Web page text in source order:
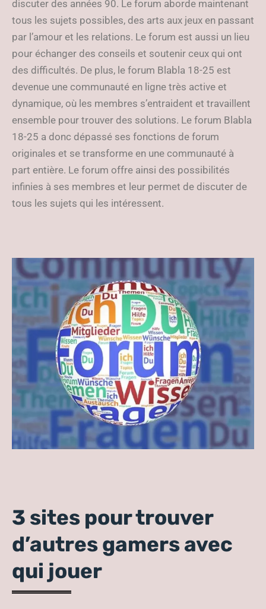
discuter des années 90. Le forum aborde maintenant
tous les sujets possibles, des arts aux jeux en passant
par l’amour et les relations. Le forum est aussi un lieu
pour échanger des conseils et soutenir ceux qui ont
des difficultés. De plus, le forum Blabla 18-25 est
devenue une communauté en ligne très active et
dynamique, où les membres s’entraident et travaillent
ensemble pour trouver des solutions. Le forum Blabla
18-25 a donc dépassé ses fonctions de forum
originales et se transforme en une communauté à
part entière. Le forum offre ainsi des possibilités
infinies à ses membres et leur permet de discuter de
tous les sujets qui les intéressent.
3 sites pour trouver
d’autres gamers avec
qui jouer